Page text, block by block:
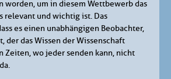
worden, um in diesem Wettbewerb das
relevant und wichtig ist. Das
es einen unabhängigen Beobachter,
der das Wissen der Wissenschaft
Zeiten, wo jeder senden kann, nicht